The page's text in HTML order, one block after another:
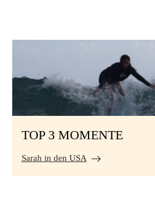
TOP 3 MOMENTE
Sarah in den USA